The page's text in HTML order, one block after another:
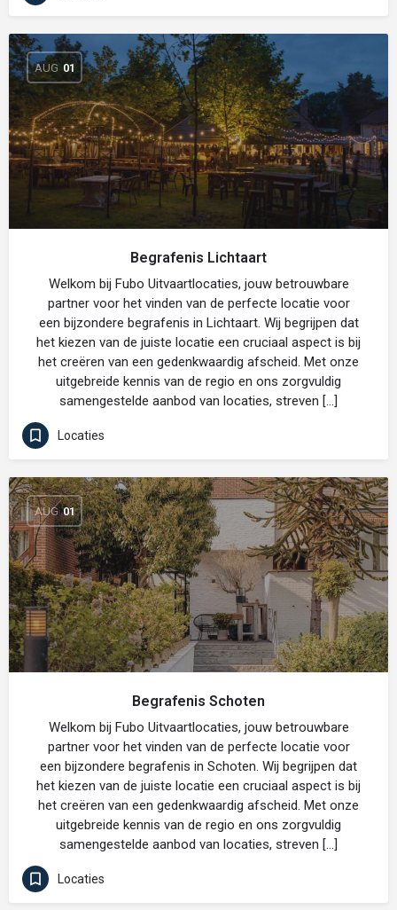
AUG 01
Begrafenis Lichtaart
Welkom bij Fubo Uitvaartlocaties, jouw betrouwbare
partner voor het vinden van de perfecte locatie voor
een bijzondere begrafenis in Lichtaart. Wij begrijpen dat
het kiezen van de juiste locatie een cruciaal aspect is bij
het creëren van een gedenkwaardig afscheid. Met onze
uitgebreide kennis van de regio en ons zorgvuldig
samengestelde aanbod van locaties, streven […]
Locaties
AUG 01
Begrafenis Schoten
Welkom bij Fubo Uitvaartlocaties, jouw betrouwbare
partner voor het vinden van de perfecte locatie voor
een bijzondere begrafenis in Schoten. Wij begrijpen dat
het kiezen van de juiste locatie een cruciaal aspect is bij
het creëren van een gedenkwaardig afscheid. Met onze
uitgebreide kennis van de regio en ons zorgvuldig
samengestelde aanbod van locaties, streven […]
Locaties